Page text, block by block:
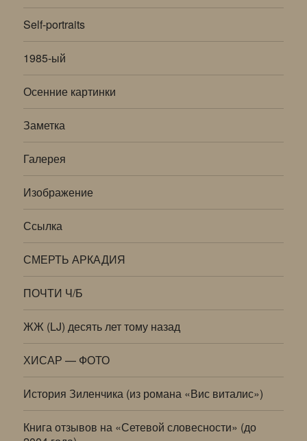
Self-portraits
1985-ый
Осенние картинки
Заметка
Галерея
Изображение
Ссылка
СМЕРТЬ АРКАДИЯ
ПОЧТИ Ч/Б
ЖЖ (LJ) десять лет тому назад
ХИСАР — ФОТО
История Зиленчика (из романа «Вис виталис»)
Книга отзывов на «Сетевой словесности» (до